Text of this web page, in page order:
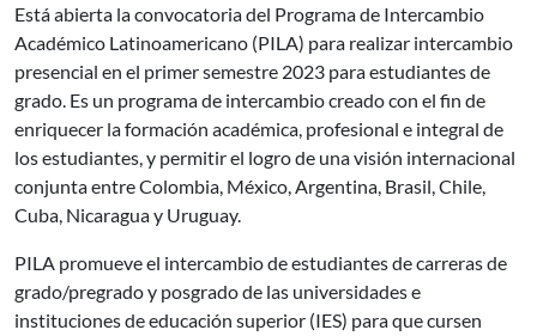
Está abierta la convocatoria del Programa de Intercambio
Académico Latinoamericano (PILA) para realizar intercambio
presencial en el primer semestre 2023 para estudiantes de
grado. Es un programa de intercambio creado con el fin de
enriquecer la formación académica, profesional e integral de
los estudiantes, y permitir el logro de una visión internacional
conjunta entre Colombia, México, Argentina, Brasil, Chile,
Cuba, Nicaragua y Uruguay.
PILA promueve el intercambio de estudiantes de carreras de
grado/pregrado y posgrado de las universidades e
instituciones de educación superior (IES) para que cursen